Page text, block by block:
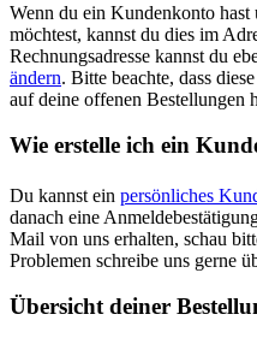
Wenn du ein Kundenkonto hast
möchtest, kannst du dies im
Rechnungsadresse kannst du
ändern. Bitte beachte, dass
auf deine offenen Bestellungen
Wie erstelle ich ein
Du kannst ein persönliches
danach eine
Mail von uns erhalten, schau
Problemen schreibe uns gerne
Übersicht deiner